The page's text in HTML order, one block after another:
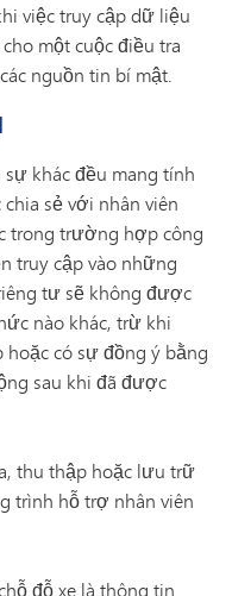
việc truy cập dữ liệu
một cuộc điều tra
nguồn tin bí mật.
khác đều mang tính
sẻ với nhân viên
trong trường hợp công
truy cập vào những
tư sẽ không được
nào khác, trừ khi
có sự đồng ý bằng
sau khi đã được
thu thập hoặc lưu trữ
trình hỗ trợ nhân viên
đỗ xe là thông tin